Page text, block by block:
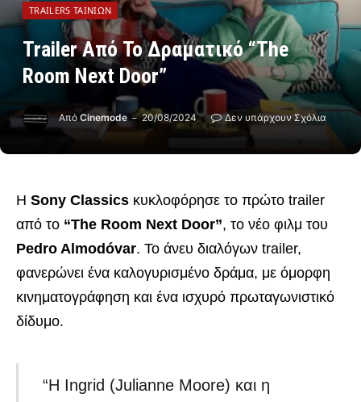
TRAILERS ΤΑΙΝΙΏΝ
Trailer Από Το Δραματικό “The
Room Next Door”
Από Cinemode 20/08/2024 Δεν υπάρχουν Σχόλια
Η Sony Classics κυκλοφόρησε το πρώτο trailer
από το “The Room Next Door”, το νέο φιλμ του
Pedro Almodóvar. Το άνευ διαλόγων trailer,
φανερώνει ένα καλογυρισμένο δράμα, με όμορφη
κινηματογράφηση και ένα ισχυρό πρωταγωνιστικό
δίδυμο.
“Η Ingrid (Julianne Moore) και η